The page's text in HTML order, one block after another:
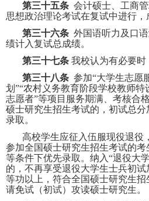
第三十五条 会计硕士、工商
思想政治理论考试在复试中进行，
第三十六条 外国语听力及口
绩计入复试总成绩。
第三十七条 我校认为有必要时
第三十八条 参加“大学生志愿
划”“农村义务教育阶段学校教师特
志愿者”等项目服务期满、考核合
硕士研究生招生考试的，初试总分
录取。
高校学生应征入伍服现役退役
参加全国硕士研究生招生考试的考
等条件下优先录取。纳入“退役大
的，不再享受退役大学生士兵初
等功以上，符合全国硕士研究生
请免试（初试）攻读硕士研究生。